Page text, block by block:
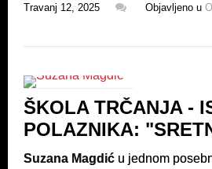
c
e
o
k
tt
er
at
s
p
p
er
Travanj 12, 2025 Objavljeno u
ŠKOLA TRČANJA -
POLAZNIKA:
Suzana Magdić u jednom